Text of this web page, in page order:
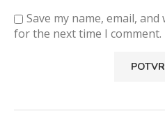
Save my name, email,
for the next time I comment.